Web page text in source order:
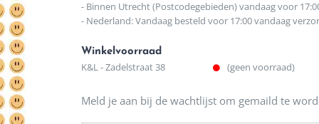
- Binnen Utrecht (Postcodegebieden) vandaag voor
- Nederland: Vandaag besteld voor 17:00 vandaag
Winkelvoorraad
K&L - Zadelstraat 38 (geen voorraad)
Meld je aan bij de wachtlijst om gemaild te